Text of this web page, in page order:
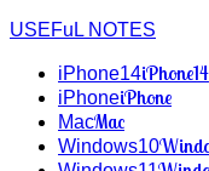
USEFuL NOTES
iPhone14iPhone14
iPhoneiPhone
MacMac
Windows10